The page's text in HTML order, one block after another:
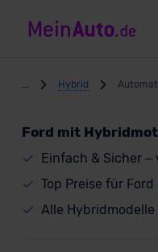
Hybrid
Ford mit
Einfach & Sicher
Top Preise für
Alle